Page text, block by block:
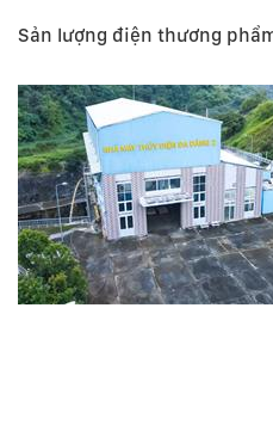
Sản lượng điện thương